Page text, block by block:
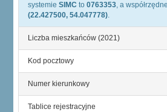
systemie SIMC to 0763353, a
(22.427500, 54.047778).
Liczba mieszkańców (2021)
Kod pocztowy
Numer kierunkowy
Tablice rejestracyjne